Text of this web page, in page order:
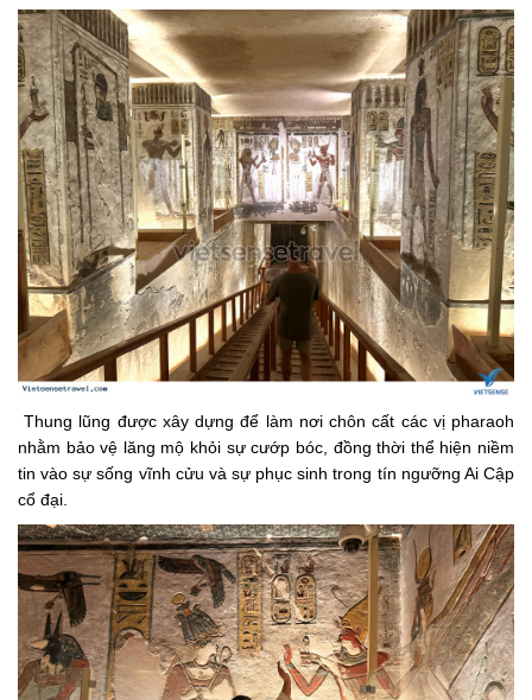
Thung lũng được xây dựng để làm nơi chôn cất các vị pharaoh
nhằm bảo vệ lăng mộ khỏi sự cướp bóc, đồng thời thể hiện niềm
tin vào sự sống vĩnh cửu và sự phục sinh trong tín ngưỡng Ai Cập
cổ đại.